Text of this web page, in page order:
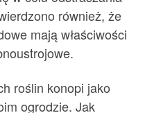
również, że
mają właściwości
roślin konopi jako
ogrodzie. Jak